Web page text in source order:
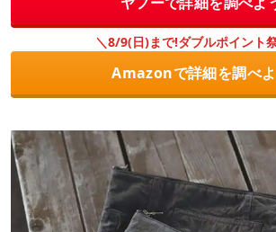
＼8/9(日)まで!ダブルポイント
Amazonで詳細を調べ